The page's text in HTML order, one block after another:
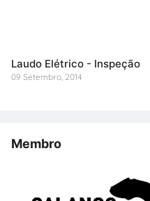
Laudo Elétrico - Inspeção
09 Setembro, 2014
Membro